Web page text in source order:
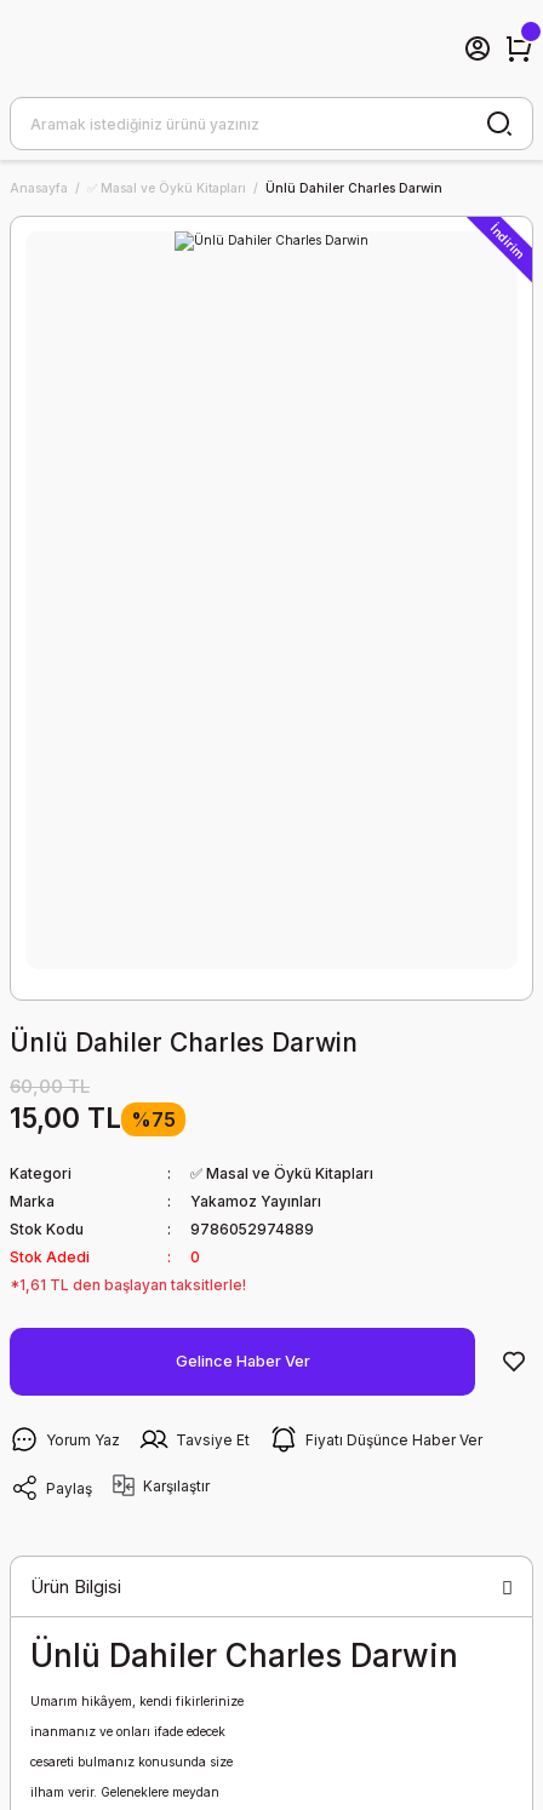
Anasayfa ✅ Masal ve Öykü Kitapları Ünlü Dahiler Charles Darwin
İndirim
Ünlü Dahiler Charles Darwin
60,00 TL
15,00 TL %75
Kategori
✅ Masal ve Öykü Kitapları
Marka
Yakamoz Yayınları
Stok Kodu
9786052974889
Stok Adedi
0
*1,61 TL den başlayan taksitlerle!
Gelince Haber Ver
Yorum Yaz Tavsiye Et Fiyatı Düşünce Haber Ver
Paylaş Karşılaştır
Ürün Bilgisi
Ünlü Dahiler Charles Darwin
Umarım hikâyem, kendi fikirlerinize
inanmanız ve onları ifade edecek
cesareti bulmanız konusunda size
ilham verir. Geleneklere meydan